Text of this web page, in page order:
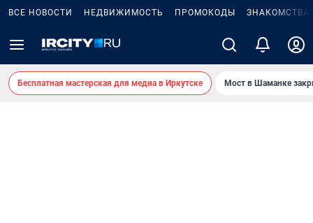
ВСЕ НОВОСТИ НЕДВИЖИМОСТЬ ПРОМОКОДЫ ЗНАКОМСТВА
Бесплатная мастерская для медиа в Иркутске Мост в Шаманке